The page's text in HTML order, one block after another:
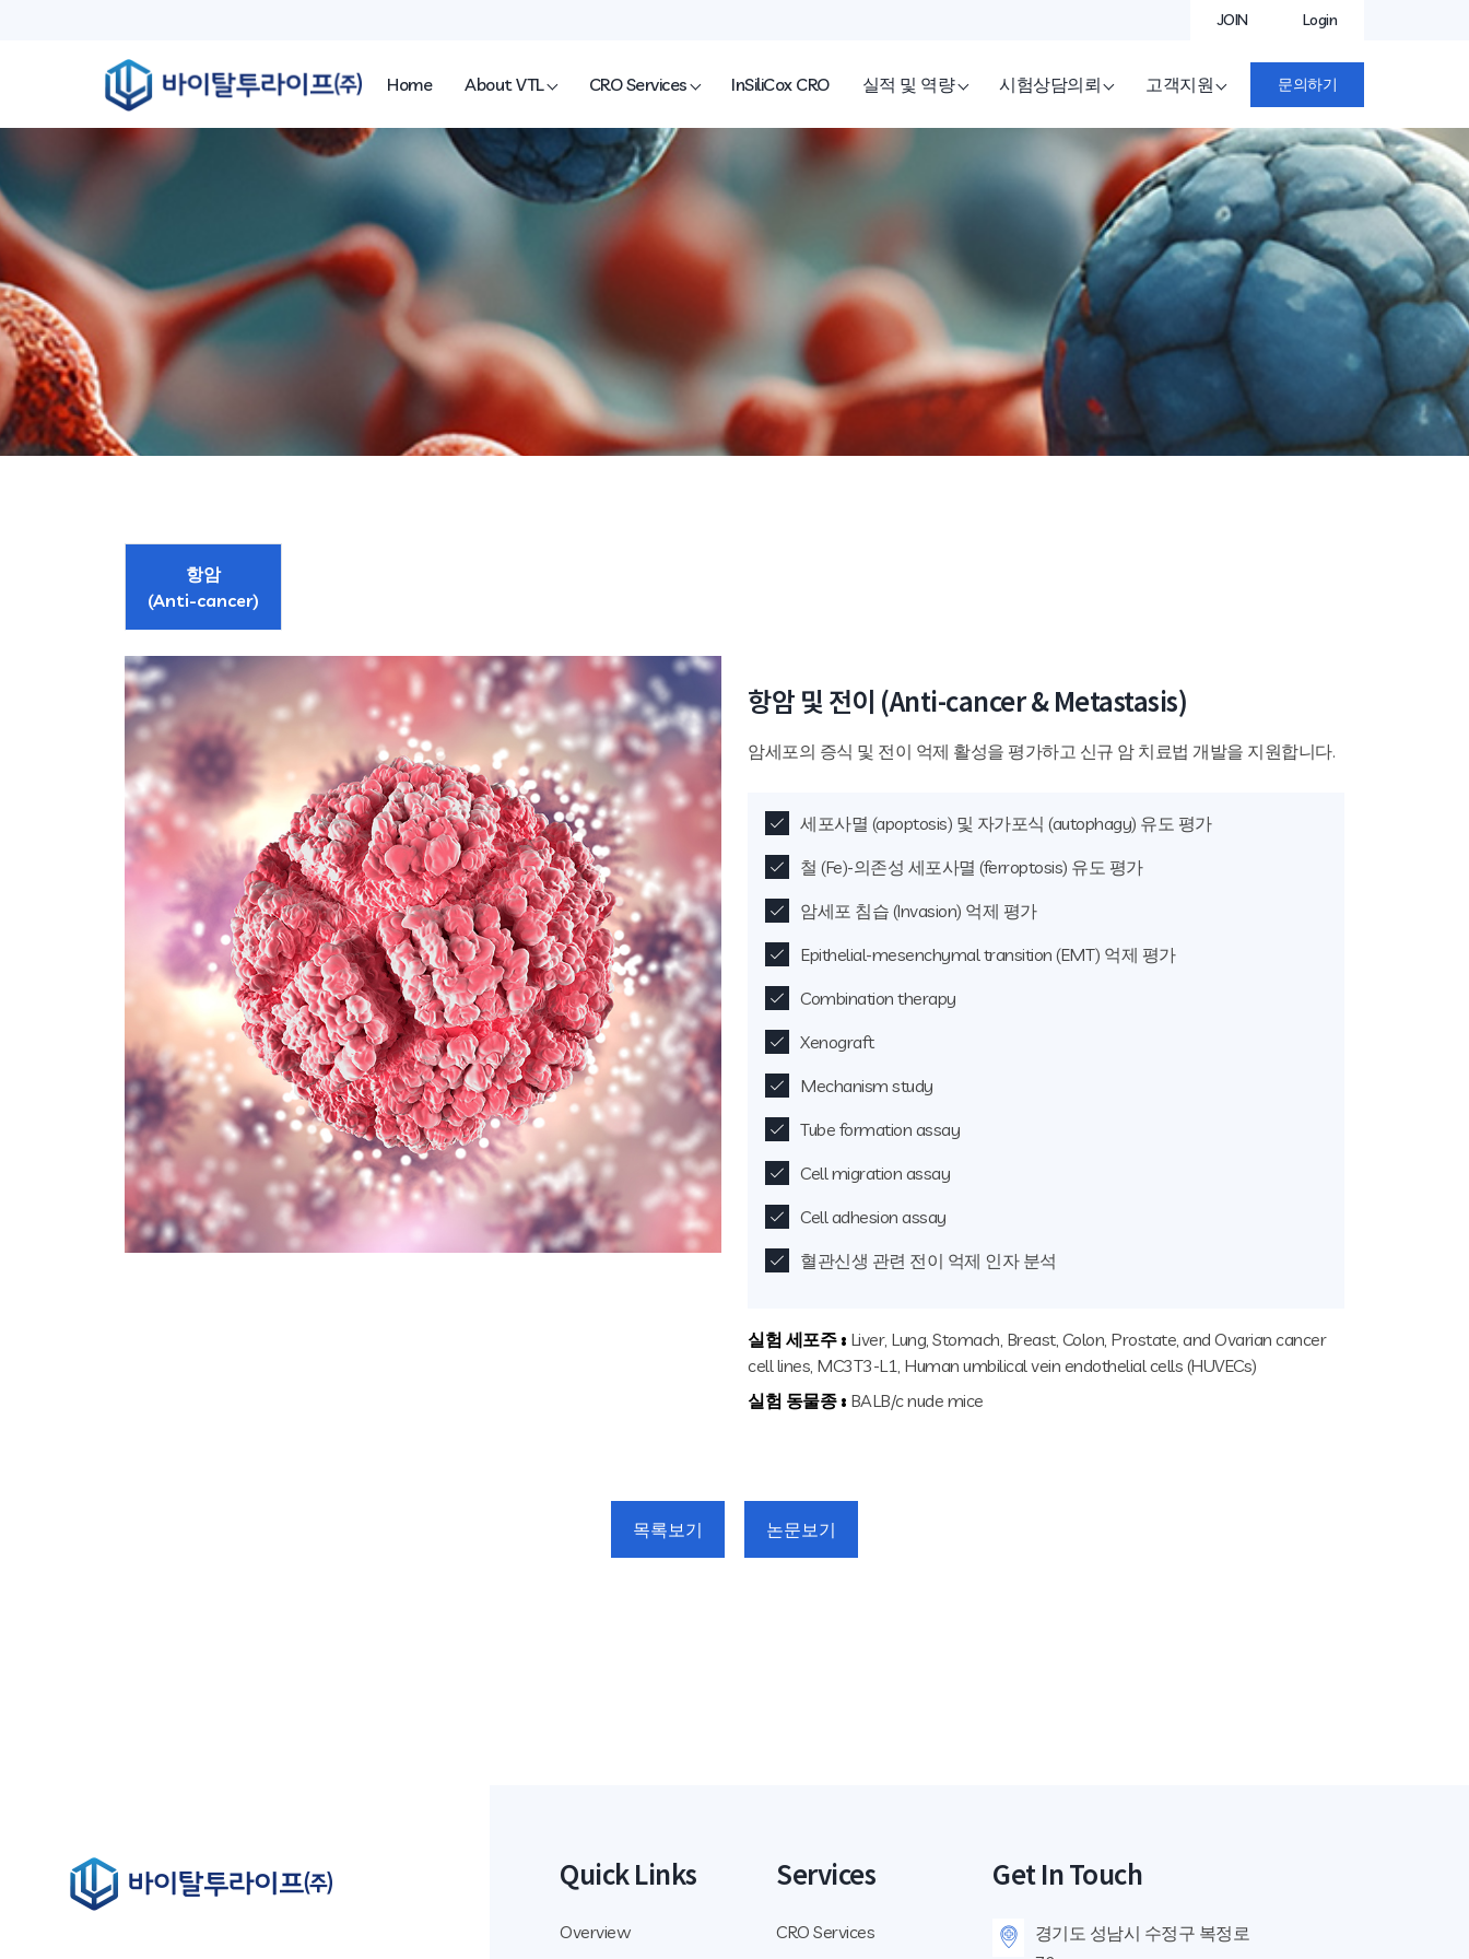
Login
JOIN
Home About VTL CRO Services InSiliCox CRO 실적 및 역량 시험상담의뢰 고객지원 문의하기
항암
(Anti-cancer)
항암 및 전이 (Anti-cancer & Metastasis)
암세포의 증식 및 전이 억제 활성을 평가하고 신규 암 치료법 개발을 지원합니다.
세포사멸 (apoptosis) 및 자가포식 (autophagy) 유도 평가
철 (Fe)-의존성 세포사멸 (ferroptosis) 유도 평가
암세포 침습 (Invasion) 억제 평가
Epithelial-mesenchymal transition (EMT) 억제 평가
Combination therapy
Xenograft
Mechanism study
Tube formation assay
Cell migration assay
Cell adhesion assay
혈관신생 관련 전이 억제 인자 분석
실험 세포주 : Liver, Lung, Stomach, Breast, Colon, Prostate, and Ovarian cancer
cell lines, MC3T3-L1, Human umbilical vein endothelial cells (HUVECs)
실험 동물종 : BALB/c nude mice
목록보기 논문보기
Quick Links
Overview
Services
CRO Services
Get In Touch
경기도 성남시 수정구 복정로